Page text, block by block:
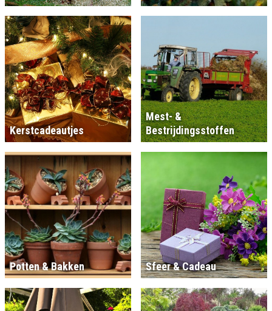
Kerstcadeautjes
Mest- &
Bestrijdingsstoffen
Potten & Bakken Sfeer & Cadeau